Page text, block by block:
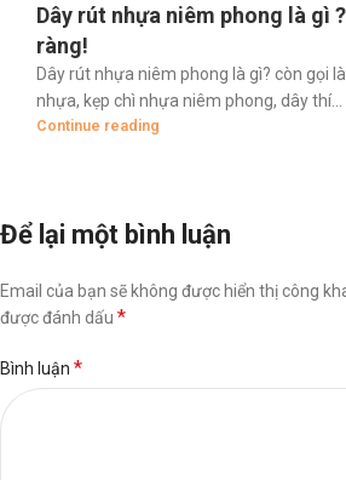
Dây rút nhựa niêm phong là gì
ràng!
Dây rút nhựa niêm phong là gì? còn gọi
nhựa, kẹp chì nhựa niêm phong, dây thí...
Continue reading
Để lại một bình luận
Email của bạn sẽ không được hiển thị công
được đánh dấu *
Bình luận *